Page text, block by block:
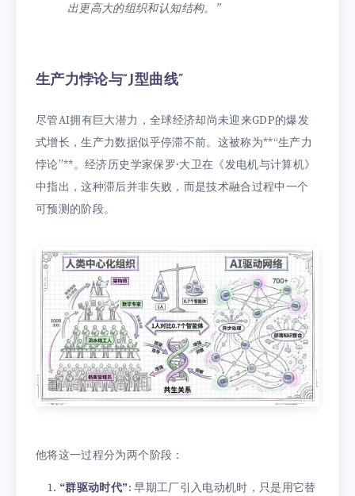
出更高大的组织和认知结构。”
生产力悖论与“J型曲线”
尽管AI拥有巨大潜力，全球经济却尚未迎来GDP的爆发
式增长，生产力数据似乎停滞不前。这被称为**“生产力
悖论”**。经济历史学家保罗·大卫在《发电机与计算机》
中指出，这种滞后并非失败，而是技术融合过程中一个
可预测的阶段。
他将这一过程分为两个阶段：
“群驱动时代”: 早期工厂引入电动机时，只是用它替